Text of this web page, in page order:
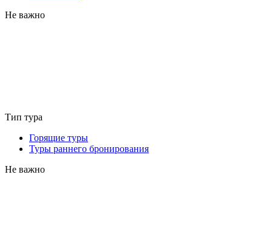
Не важно
Тип тура
Горящие туры
Туры раннего бронирования
Не важно